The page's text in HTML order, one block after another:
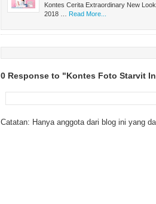
Kontes Cerita Extraordinary New
2018 …
Read More...
0 Response to "Kontes Foto Starvit
Catatan: Hanya anggota dari blog ini yang